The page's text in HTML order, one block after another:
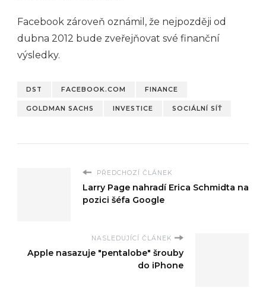
Facebook zároveň oznámil, že nejpozději od
dubna 2012 bude zveřejňovat své finanční
výsledky.
DST FACEBOOK.COM FINANCE
GOLDMAN SACHS INVESTICE SOCIÁLNÍ SÍŤ
PŘEDCHOZÍ ČLÁNEK
Larry Page nahradí Erica Schmidta na
pozici šéfa Google
NASLEDUJÍCÍ ČLÁNEK
Apple nasazuje "pentalobe" šrouby
do iPhone